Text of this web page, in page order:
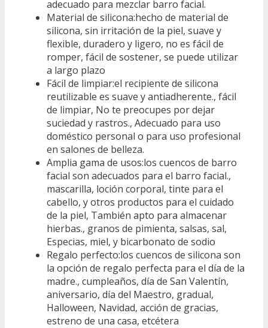
adecuado para mezclar barro facial.
Material de silicona:hecho de material de
silicona, sin irritación de la piel, suave y
flexible, duradero y ligero, no es fácil de
romper, fácil de sostener, se puede utilizar
a largo plazo
Fácil de limpiar:el recipiente de silicona
reutilizable es suave y antiadherente., fácil
de limpiar, No te preocupes por dejar
suciedad y rastros., Adecuado para uso
doméstico personal o para uso profesional
en salones de belleza.
Amplia gama de usos:los cuencos de barro
facial son adecuados para el barro facial.,
mascarilla, loción corporal, tinte para el
cabello, y otros productos para el cuidado
de la piel, También apto para almacenar
hierbas., granos de pimienta, salsas, sal,
Especias, miel, y bicarbonato de sodio
Regalo perfecto:los cuencos de silicona son
la opción de regalo perfecta para el día de la
madre., cumpleaños, día de San Valentín,
aniversario, día del Maestro, gradual,
Halloween, Navidad, acción de gracias,
estreno de una casa, etcétera